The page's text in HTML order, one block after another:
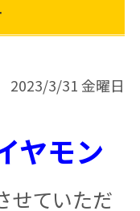
2023/3/31 金曜日
ヤモン
せていただ